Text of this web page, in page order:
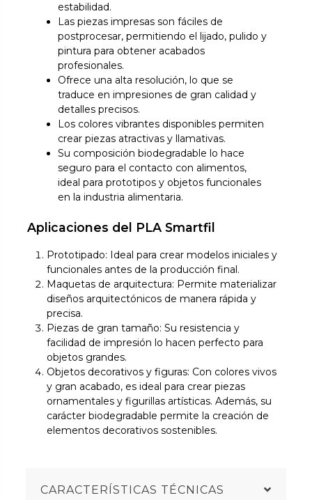
estabilidad.
Las piezas impresas son fáciles de
postprocesar, permitiendo el lijado, pulido y
pintura para obtener acabados
profesionales.
Ofrece una alta resolución, lo que se
traduce en impresiones de gran calidad y
detalles precisos.
Los colores vibrantes disponibles permiten
crear piezas atractivas y llamativas.
Su composición biodegradable lo hace
seguro para el contacto con alimentos,
ideal para prototipos y objetos funcionales
en la industria alimentaria.
Aplicaciones del PLA Smartfil
Prototipado: Ideal para crear modelos iniciales y
funcionales antes de la producción final.
Maquetas de arquitectura: Permite materializar
diseños arquitectónicos de manera rápida y
precisa.
Piezas de gran tamaño: Su resistencia y
facilidad de impresión lo hacen perfecto para
objetos grandes.
Objetos decorativos y figuras: Con colores vivos
y gran acabado, es ideal para crear piezas
ornamentales y figurillas artísticas. Además, su
carácter biodegradable permite la creación de
elementos decorativos sostenibles.
CARACTERÍSTICAS TÉCNICAS